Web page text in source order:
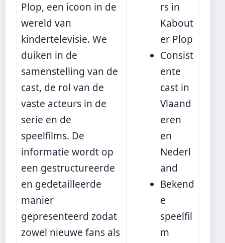
Plop, een icoon in de
wereld van
kindertelevisie. We
duiken in de
samenstelling van de
cast, de rol van de
vaste acteurs in de
serie en de
speelfilms. De
informatie wordt op
een gestructureerde
en gedetailleerde
manier
gepresenteerd zodat
zowel nieuwe fans als
rs in
Kabout
er Plop
Consist
ente
cast in
Vlaand
eren
en
Nederl
and
Bekend
e
speelfil
m